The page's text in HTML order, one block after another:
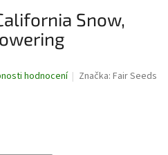
Snow,
hodnocení Značka:Fair Seeds